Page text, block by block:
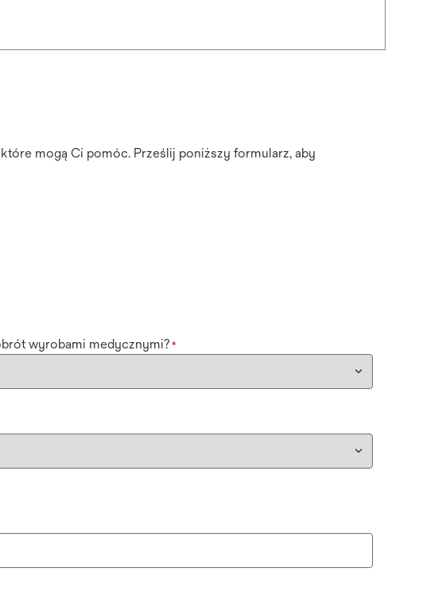
mogą Ci pomóc. Prześlij poniższy formularz, aby
wyrobami medycznymi? *